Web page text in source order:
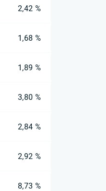
2,42 %
1,68 %
1,89 %
3,80 %
2,84 %
2,92 %
8,73 %